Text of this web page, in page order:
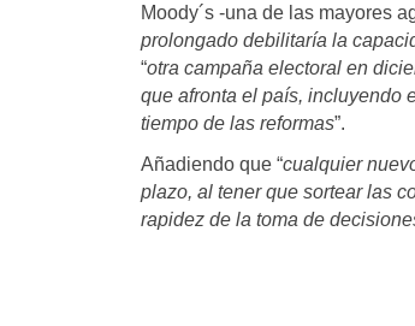
Moody´s -una de las mayores
prolongado debilitaría la
“otra campaña electoral en
que afronta el país, incluyendo
tiempo de las reformas”.
Añadiendo que “cualquier
plazo, al tener que sortear las
rapidez de la toma de